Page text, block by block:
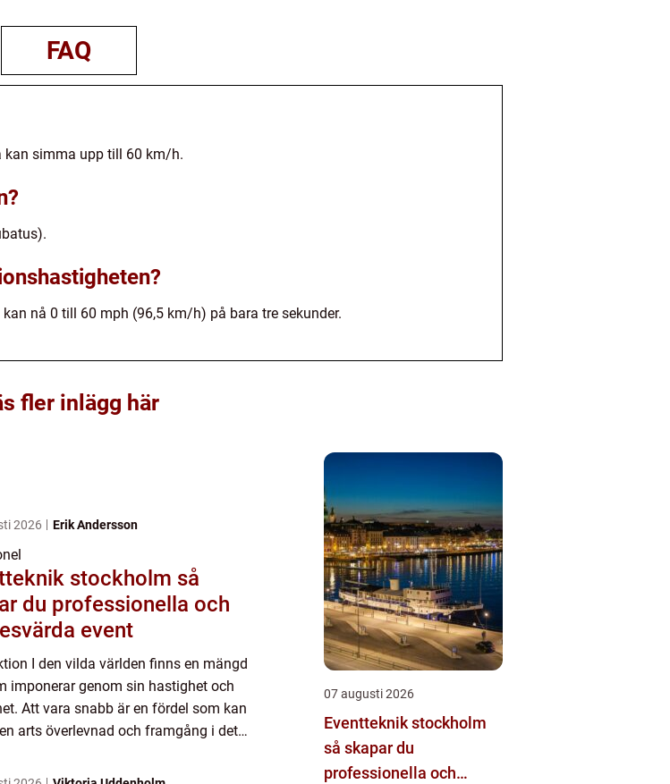
FAQ
kan simma upp till 60 km/h.
nå 0 till 60 mph (96,5 km/h) på bara tre sekunder.
fler inlägg här
2026 Erik Andersson
stockholm så
du professionella och
event
I den vilda världen finns en mängd
imponerar genom sin hastighet och
Att vara snabb är en fördel som kan
arts överlevnad och framgång i det
de...
07 augusti 2026
Eventteknik stockholm
så skapar du
professionella och